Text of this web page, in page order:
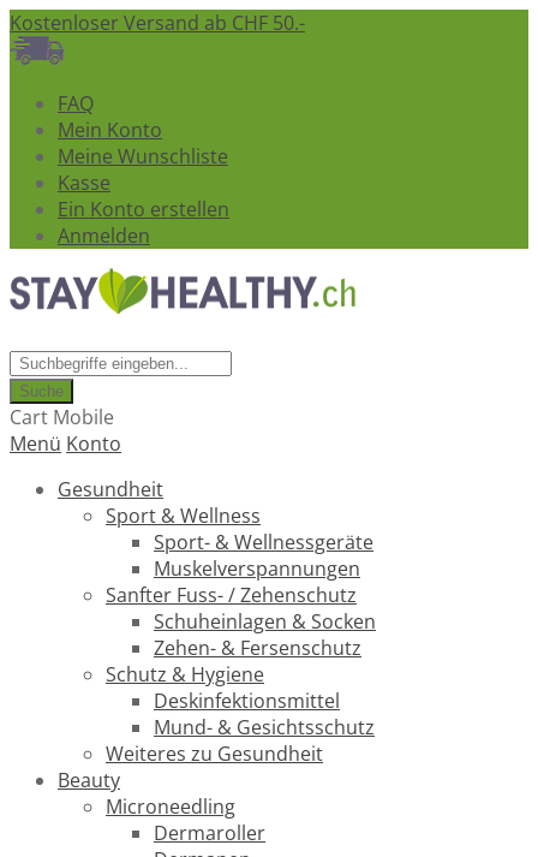
Kostenloser Versand ab CHF 50.-
FAQ
Mein Konto
Meine Wunschliste
Kasse
Ein Konto erstellen
Anmelden
Suche
Cart Mobile
Menü Konto
Gesundheit
Sport & Wellness
Sport- & Wellnessgeräte
Muskelverspannungen
Sanfter Fuss- / Zehenschutz
Schuheinlagen & Socken
Zehen- & Fersenschutz
Schutz & Hygiene
Deskinfektionsmittel
Mund- & Gesichtsschutz
Weiteres zu Gesundheit
Beauty
Microneedling
Dermaroller